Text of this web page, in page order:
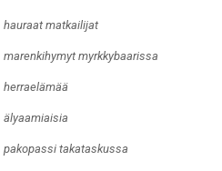
hauraat matkailijat
marenkihymyt myrkkybaarissa
herraelämää
älyaamiaisia
pakopassi takataskussa